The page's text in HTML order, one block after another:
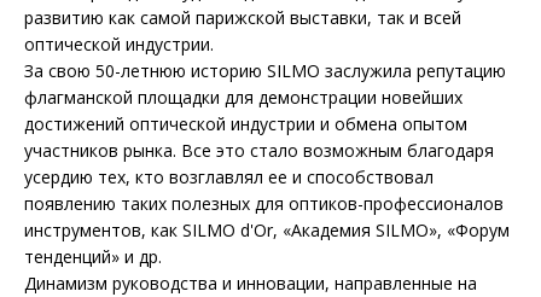
развитию как самой парижской выставки, так и всей
оптической индустрии.
За свою 50-летнюю историю SILMO заслужила репутацию
флагманской площадки для демонстрации новейших
достижений оптической индустрии и обмена опытом
участников рынка. Все это стало возможным благодаря
усердию тех, кто возглавлял ее и способствовал
появлению таких полезных для оптиков-профессионалов
инструментов, как SILMO d'Or, «Академия SILMO», «Форум
тенденций» и др.
Динамизм руководства и инновации, направленные на